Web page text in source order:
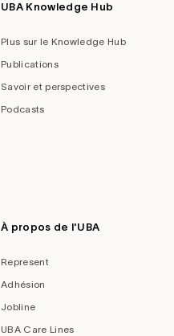
UBA Knowledge Hub
Plus sur le Knowledge Hub
Publications
Savoir et perspectives
Podcasts
À propos de l'UBA
Represent
Adhésion
Jobline
UBA Care Lines